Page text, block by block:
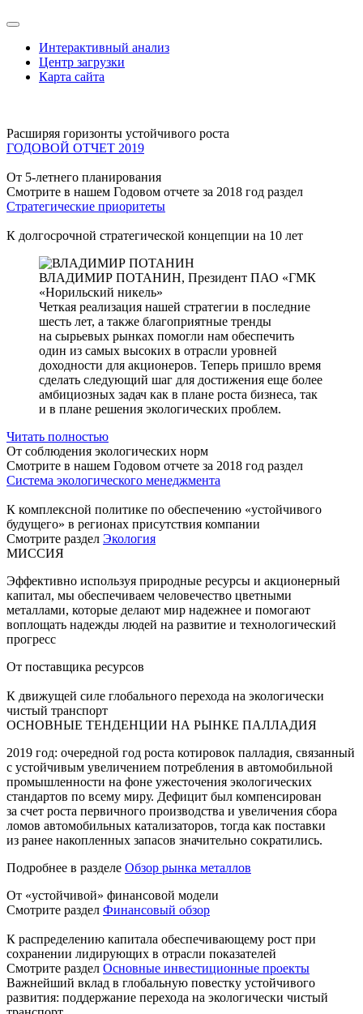
Интерактивный анализ
Центр загрузки
Карта сайта
Расширяя горизонты устойчивого роста
ГОДОВОЙ ОТЧЕТ 2019
От 5-летнего планирования
Смотрите в нашем Годовом отчете за 2018 год раздел
Стратегические приоритеты
К долгосрочной стратегической концепции на 10 лет
ВЛАДИМИР ПОТАНИН, Президент ПАО «ГМК
«Норильский никель»
Четкая реализация нашей стратегии в последние
шесть лет, а также благоприятные тренды
на сырьевых рынках помогли нам обеспечить
один из самых высоких в отрасли уровней
доходности для акционеров. Теперь пришло время
сделать следующий шаг для достижения еще более
амбициозных задач как в плане роста бизнеса, так
и в плане решения экологических проблем.
Читать полностью
От соблюдения экологических норм
Смотрите в нашем Годовом отчете за 2018 год раздел
Система экологического менеджмента
К комплексной политике по обеспечению «устойчивого
будущего» в регионах присутствия компании
Смотрите раздел Экология
МИССИЯ
Эффективно используя природные ресурсы и акционерный
капитал, мы обеспечиваем человечество цветными
металлами, которые делают мир надежнее и помогают
воплощать надежды людей на развитие и технологический
прогресс
От поставщика ресурсов
К движущей силе глобального перехода на экологически
чистый транспорт
ОСНОВНЫЕ ТЕНДЕНЦИИ НА РЫНКЕ ПАЛЛАДИЯ
2019 год: очередной год роста котировок палладия, связанный
с устойчивым увеличением потребления в автомобильной
промышленности на фоне ужесточения экологических
стандартов по всему миру. Дефицит был компенсирован
за счет роста первичного производства и увеличения сбора
ломов автомобильных катализаторов, тогда как поставки
из ранее накопленных запасов значительно сократились.
Подробнее в разделе Обзор рынка металлов
От «устойчивой» финансовой модели
Смотрите раздел Финансовый обзор
К распределению капитала обеспечивающему рост при
сохранении лидирующих в отрасли показателей
Смотрите раздел Основные инвестиционные проекты
Важнейший вклад в глобальную повестку устойчивого
развития: поддержание перехода на экологически чистый